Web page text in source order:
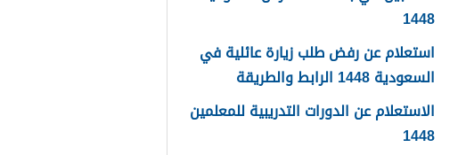
1448
استعلام عن رفض طلب زيارة عائلية في
السعودية 1448 الرابط والطريقة
الاستعلام عن الدورات التدريبية للمعلمين
1448